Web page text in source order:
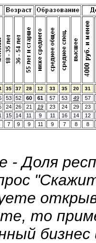
35 37 28 12 33 35 20 31
53 52 60 61 57 53 49
57
24 26 21 19 23 24 29
23
15 14 11 9 11 16 14
12
7 9 9 11 9 7 8 8
- Доля
то